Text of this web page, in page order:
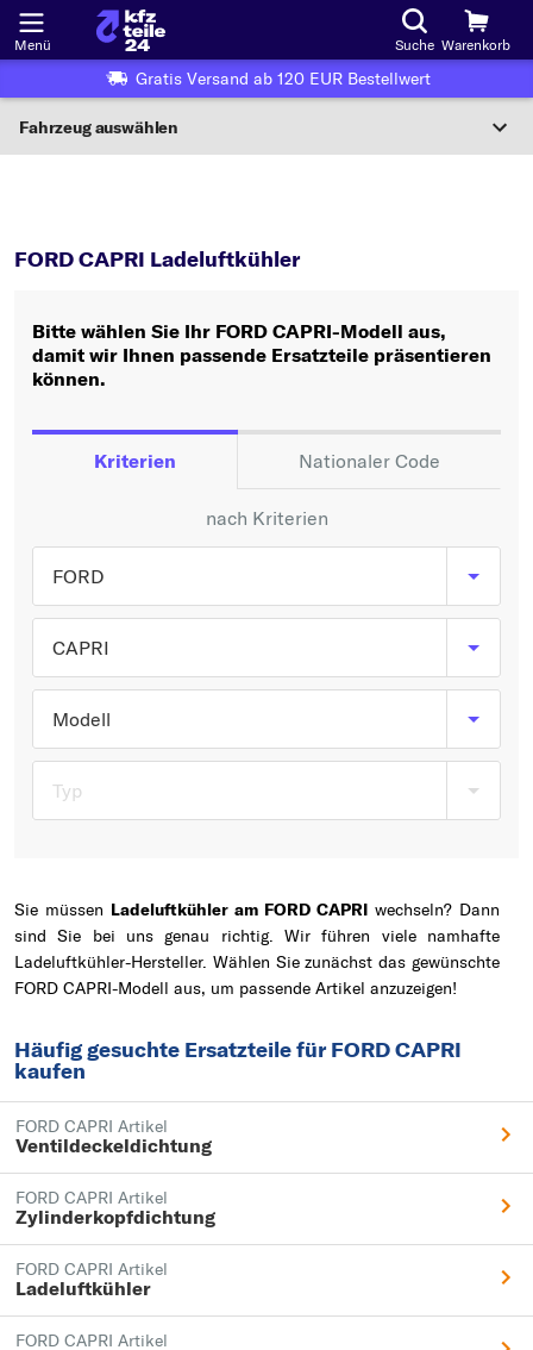
Menü Suche Warenkorb
Gratis Versand ab 120 EUR Bestellwert
Fahrzeug auswählen
Wo finde ich die?
Oder
Oder Fahrzeugauswahl nach Kriterien:
Hersteller wählen
Typ wählen
FORD CAPRI Ladeluftkühler
Bitte wählen Sie Ihr FORD CAPRI-Modell aus,
damit wir Ihnen passende Ersatzteile präsentieren
können.
Kriterien Nationaler Code
nach Kriterien
FORD
CAPRI
Modell
Typ
Sie müssen Ladeluftkühler am FORD CAPRI wechseln? Dann
sind Sie bei uns genau richtig. Wir führen viele namhafte
Ladeluftkühler-Hersteller. Wählen Sie zunächst das gewünschte
FORD CAPRI-Modell aus, um passende Artikel anzuzeigen!
Häufig gesuchte Ersatzteile für FORD CAPRI
kaufen
FORD CAPRI Artikel
Ventildeckeldichtung
FORD CAPRI Artikel
Zylinderkopfdichtung
FORD CAPRI Artikel
Ladeluftkühler
FORD CAPRI Artikel